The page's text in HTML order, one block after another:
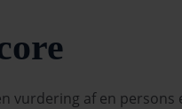
vurdering af en persons